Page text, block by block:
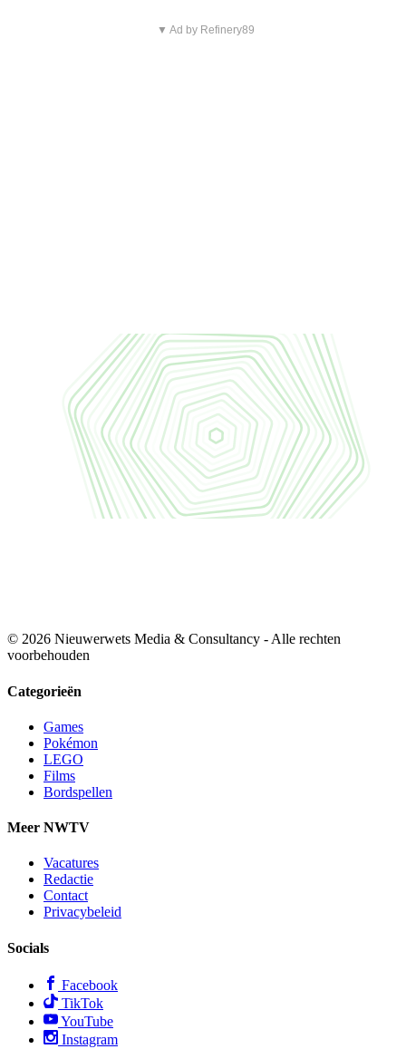
▼ Ad by Refinery89
© 2026 Nieuwerwets Media & Consultancy - Alle rechten
voorbehouden
Categorieën
Games
Pokémon
LEGO
Films
Bordspellen
Meer NWTV
Vacatures
Redactie
Contact
Privacybeleid
Socials
Facebook
TikTok
YouTube
Instagram